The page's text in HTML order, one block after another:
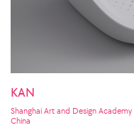
KAN
Shanghai Art and Design Academy
China